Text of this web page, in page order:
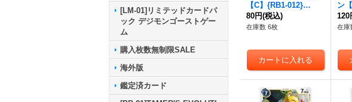
[LM-01]リミテッドカードパ
ック デジモンゴーストゲー
ム
購入枚数無制限SALE
海外版
鑑定済カード
【C】{RB1-012}
《青》
80円(税込)
在庫数 6枚
ン
《
120
在庫